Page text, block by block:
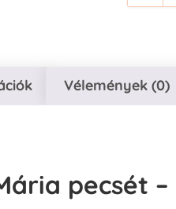
Vélemények (0)
pecsét